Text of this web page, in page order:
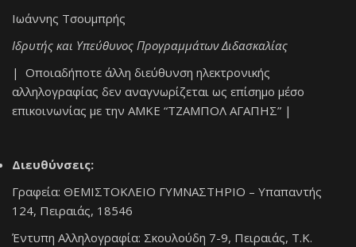
Ιωάννης Τσουμπρής
Ιδρυτής και Υπεύθυνος Προγραμμάτων Διδασκαλίας
| Οποιαδήποτε άλλη διεύθυνση ηλεκτρονικής
αλληλογραφίας δεν αναγνωρίζεται ως επίσημο μέσο
επικοινωνίας με την ΑΜΚΕ “ΤΖΑΜΠΟΛ ΑΓΑΠΗΣ” |
Διευθύνσεις:
Γραφεία: ΘΕΜΙΣΤΟΚΛΕΙΟ ΓΥΜΝΑΣΤΗΡΙΟ – Υπαπαντής
124, Πειραιάς, 18546
Έντυπη Αλληλογραφία: Σκουλούδη 7-9, Πειραιάς, Τ.Κ.